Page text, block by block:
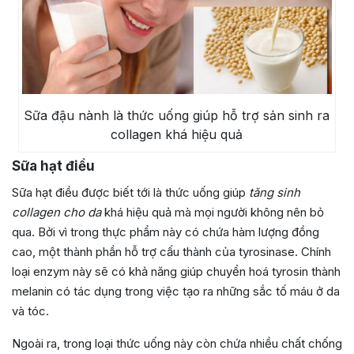
Sữa đậu nành là thức uống giúp hỗ trợ sản sinh ra
collagen khá hiệu quả
Sữa hạt điều
Sữa hạt điều được biết tới là thức uống giúp tăng sinh
collagen cho dakhá hiệu quả mà mọi người không nên bỏ
qua. Bởi vì trong thực phẩm này có chứa hàm lượng đồng
cao, một thành phần hỗ trợ cấu thành của tyrosinase. Chính
loại enzym này sẽ có khả năng giúp chuyển hoá tyrosin thành
melanin có tác dụng trong việc tạo ra những sắc tố máu ở da
và tóc.
Ngoài ra, trong loại thức uống này còn chứa nhiều chất chống